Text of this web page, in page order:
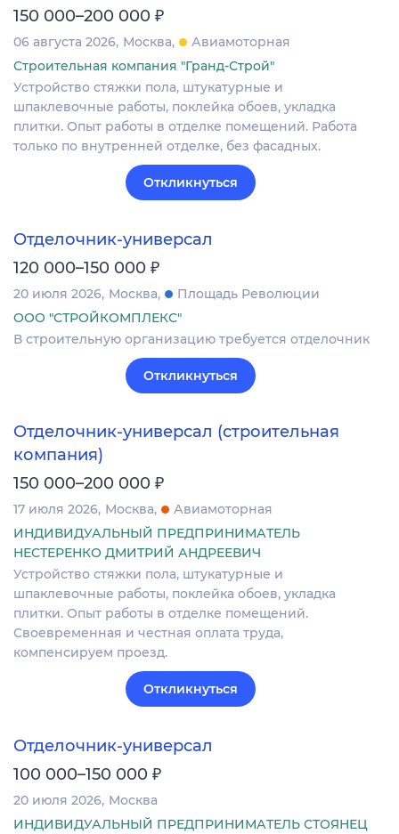
150 000–200 000 ₽
06 августа 2026 Москва
Авиамоторная
Строительная компания "Гранд-Строй"
Устройство стяжки пола, штукатурные и
шпаклевочные работы, поклейка обоев, укладка
плитки. Опыт работы в отделке помещений. Работа
только по внутренней отделке, без фасадных.
Откликнуться
Отделочник-универсал
120 000–150 000 ₽
20 июля 2026 Москва
Площадь Революции
ООО "СТРОЙКОМПЛЕКС"
В строительную организацию требуется отделочник
Откликнуться
Отделочник-универсал (строительная
компания)
150 000–200 000 ₽
17 июля 2026 Москва
Авиамоторная
ИНДИВИДУАЛЬНЫЙ ПРЕДПРИНИМАТЕЛЬ
НЕСТЕРЕНКО ДМИТРИЙ АНДРЕЕВИЧ
Устройство стяжки пола, штукатурные и
шпаклевочные работы, поклейка обоев, укладка
плитки. Опыт работы в отделке помещений.
Своевременная и честная оплата труда,
компенсируем проезд.
Откликнуться
Отделочник-универсал
100 000–150 000 ₽
20 июля 2026 Москва
ИНДИВИДУАЛЬНЫЙ ПРЕДПРИНИМАТЕЛЬ СТОЯНЕЦ